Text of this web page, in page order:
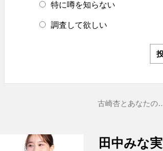
特に噂を知らない
調査して欲しい
古崎杏とあなたの
田中みな